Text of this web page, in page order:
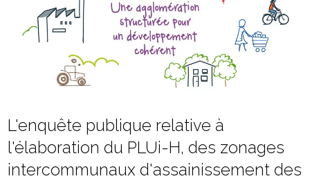
L'enquête publique relative à
l'élaboration du PLUi-H, des zonages
intercommunaux d'assainissement des